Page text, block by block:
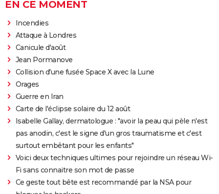
EN CE MOMENT
Incendies
Attaque à Londres
Canicule d'août
Jean Pormanove
Collision d'une fusée Space X avec la Lune
Orages
Guerre en Iran
Carte de l'éclipse solaire du 12 août
Isabelle Gallay, dermatologue : "avoir la peau qui pèle n'est
pas anodin, c'est le signe d'un gros traumatisme et c'est
surtout embêtant pour les enfants"
Voici deux techniques ultimes pour rejoindre un réseau Wi-
Fi sans connaitre son mot de passe
Ce geste tout bête est recommandé par la NSA pour